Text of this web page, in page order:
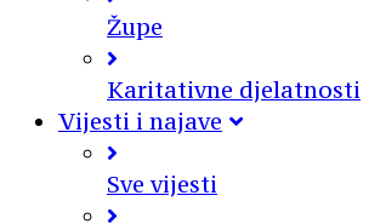
Župe
Karitativne djelatnosti
Vijesti i najave
Sve vijesti